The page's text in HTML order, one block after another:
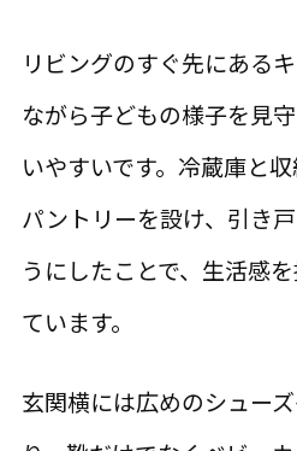
リビングのすぐ先にある
ながら子どもの様子を見
いやすいです。冷蔵庫と
パントリーを設け、引き
うにしたことで、生活感
ています。
玄関横には広めのシュー